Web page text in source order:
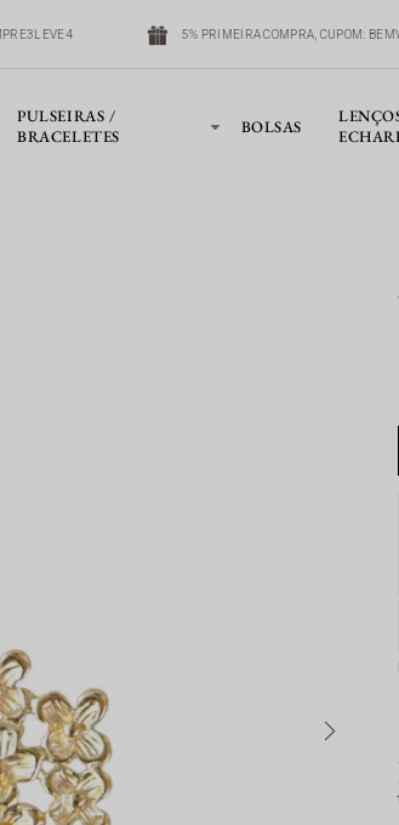
5% PRIMEIRA COMPRA, CUPOM:
PULSEIRAS /
BRACELETES
BOLSAS